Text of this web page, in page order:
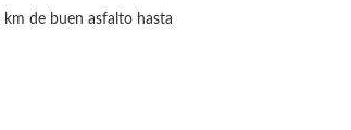
km de buen asfalto hasta